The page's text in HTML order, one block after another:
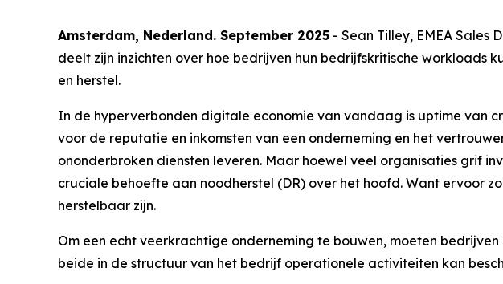
Amsterdam, Nederland. September 2025 - Sean Tilley, EMEA Sales
deelt zijn inzichten over hoe bedrijven hun bedrijfskritische workloads
en herstel.
In de hyperverbonden digitale economie van vandaag is uptime van
voor de reputatie en inkomsten van een onderneming en het
ononderbroken diensten leveren. Maar hoewel veel organisaties grif
cruciale behoefte aan noodherstel (DR) over het hoofd. Want ervoor
herstelbaar zijn.
Om een echt veerkrachtige onderneming te bouwen, moeten
beide in de structuur van het bedrijf operationele activiteiten kan